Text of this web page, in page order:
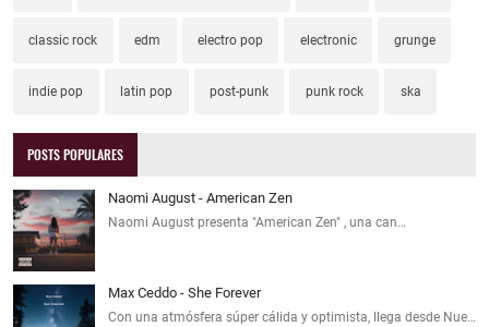
classic rock edm electro pop electronic grunge
indie pop latin pop post-punk punk rock ska
POSTS POPULARES
Naomi August - American Zen
Naomi August presenta "American Zen" , una can…
Max Ceddo - She Forever
Con una atmósfera súper cálida y optimista, llega desde Nue…